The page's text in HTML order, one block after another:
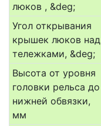
люков , &deg;
Угол открывания
крышек люков над
тележками, &deg;
Высота от уровня
головки рельса до
нижней обвязки,
мм